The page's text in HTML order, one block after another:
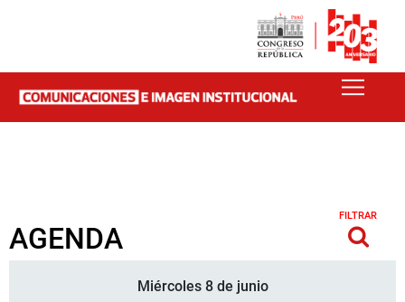
AGENDA
FILTRAR
Miércoles 8 de junio